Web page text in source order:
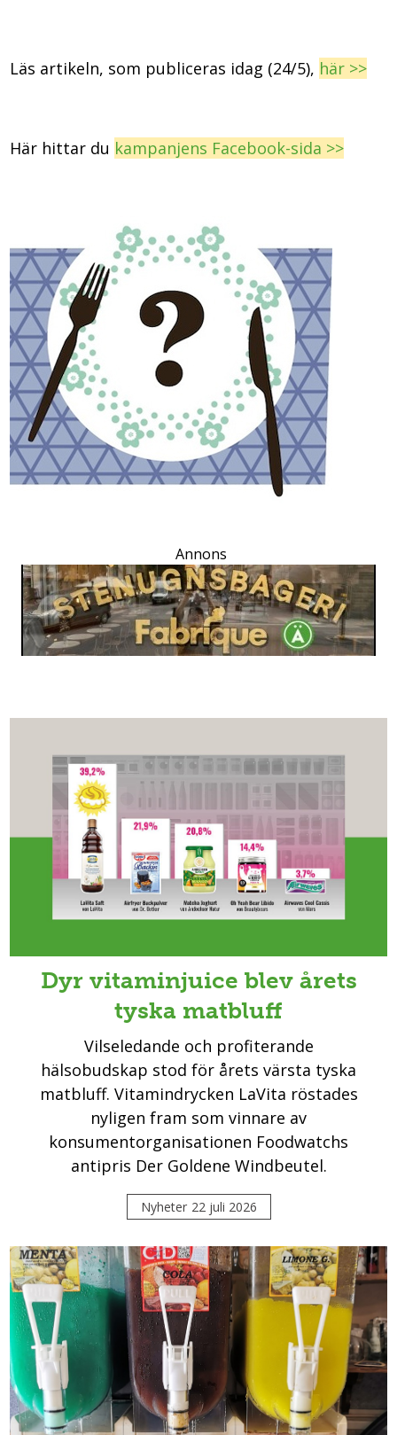
Läs artikeln, som publiceras idag (24/5), här >>
Här hittar du kampanjens Facebook-sida >>
Annons
Dyr vitaminjuice blev årets
tyska matbluff
Vilseledande och profiterande
hälsobudskap stod för årets värsta tyska
matbluff. Vitamindrycken LaVita röstades
nyligen fram som vinnare av
konsumentorganisationen Foodwatchs
antipris Der Goldene Windbeutel.
Nyheter 22 juli 2026